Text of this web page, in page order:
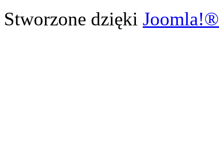
Stworzone dzięki Joomla!®